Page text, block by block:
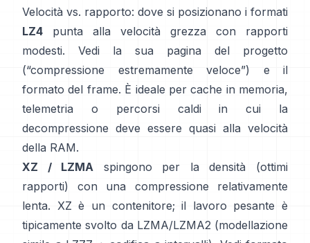
Velocità vs. rapporto: dove si posizionano i formati
LZ4 punta alla velocità grezza con rapporti
modesti. Vedi la sua
pagina del progetto
(“compressione estremamente veloce”) e il
formato del frame. È ideale per cache in memoria,
telemetria o percorsi caldi in cui la
decompressione deve essere quasi alla velocità
della RAM.
XZ / LZMA spingono per la densità (ottimi
rapporti) con una compressione relativamente
lenta. XZ è un contenitore; il lavoro pesante è
tipicamente svolto da LZMA/LZMA2 (modellazione